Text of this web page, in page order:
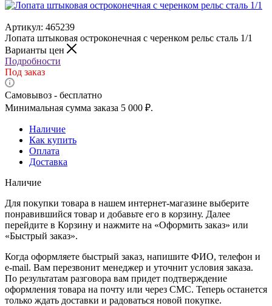
Артикул: 465239
Лопата штыковая остроконечная с черенком рельс сталь 1/1
Варианты цен
Подробности
Под заказ
Самовывоз - бесплатно
Минимальная сумма заказа 5 000 ₽.
Наличие
Как купить
Оплата
Доставка
Наличие
Для покупки товара в нашем интернет-магазине выберите
понравившийся товар и добавьте его в корзину. Далее
перейдите в Корзину и нажмите на «Оформить заказ» или
«Быстрый заказ».
Когда оформляете быстрый заказ, напишите ФИО, телефон и
e-mail. Вам перезвонит менеджер и уточнит условия заказа.
По результатам разговора вам придет подтверждение
оформления товара на почту или через СМС. Теперь останется
только ждать доставки и радоваться новой покупке.